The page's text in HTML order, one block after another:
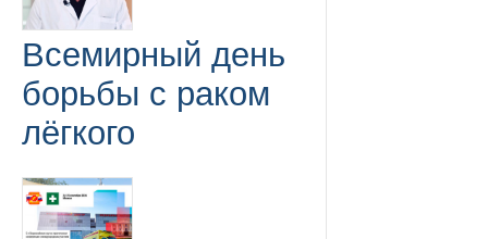
Всемирный день
борьбы с раком
лёгкого